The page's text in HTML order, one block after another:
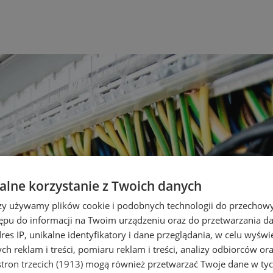
korzystanie z Twoich danych
używamy plików cookie i podobnych technologii do
do informacji na Twoim urządzeniu oraz do przetwarzania
IP, unikalne identyfikatory i dane przeglądania, w celu
reklam i treści, pomiaru reklam i treści, analizy odbiorców
trzecich (1913) mogą również przetwarzać Twoje dane w